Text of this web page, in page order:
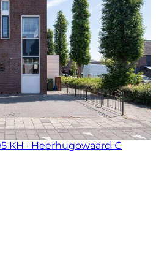
KH · Heerhugowaard €